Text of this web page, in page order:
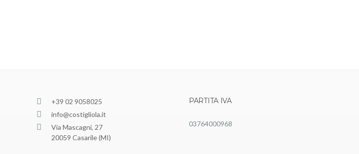
+39 02 9058025
info@costigliola.it
Via Mascagni, 27
20059 Casarile (MI)
PARTITA IVA
03764000968